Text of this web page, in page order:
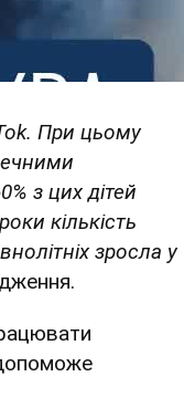
При цьому
з цих дітей
кількість
зросла у